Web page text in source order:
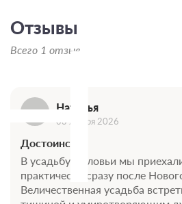
Отзывы
Всего 1 отзыв
Наталья
03 января 2026
Достоинства
В усадьбу Соловьи мы
практически сразу после
Величественная усадьба